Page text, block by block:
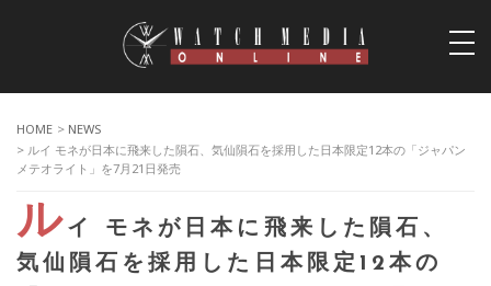
HOME > NEWS
> ルイ モネが日本に飛来した隕石、気仙隕石を採用した日本限定12本の「ジャパン
メテオライト」を7月21日発売
ル イ モネが日本に飛来した隕石、
気仙隕石を採用した日本限定12本の